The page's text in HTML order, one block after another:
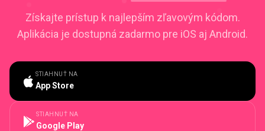
Získajte prístup k najlepším zľavovým kódom.
Aplikácia je dostupná zadarmo pre iOS aj Android.
STIAHNUŤ NA
App Store
STIAHNUŤ NA
Google Play